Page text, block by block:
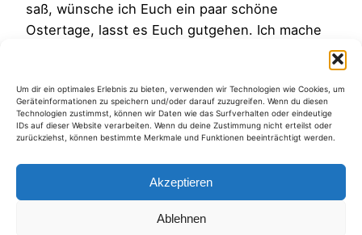
Um dir ein optimales Erlebnis zu bieten, verwenden wir Technologien wie Cookies, um
Geräteinformationen zu speichern und/oder darauf zuzugreifen. Wenn du diesen
Technologien zustimmst, können wir Daten wie das Surfverhalten oder eindeutige
IDs auf dieser Website verarbeiten. Wenn du deine Zustimmung nicht erteilst oder
zurückziehst, können bestimmte Merkmale und Funktionen beeinträchtigt werden.
Akzeptieren
Ablehnen
saß, wünsche ich Euch ein paar schöne
Ostertage, lasst es Euch gutgehen. Ich mache
neuen Bildern. Ich habe mich bei „Arte creativ“
beworben;…
6. April 2012